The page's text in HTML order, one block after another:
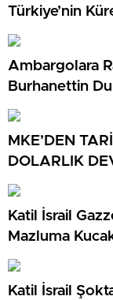
Türkiye’nin
Ambargolara
Burhanettin
MKE’DEN
DOLARLIK
Katil İsrail
Mazluma
Emin Ellerde!
Katil İsrail